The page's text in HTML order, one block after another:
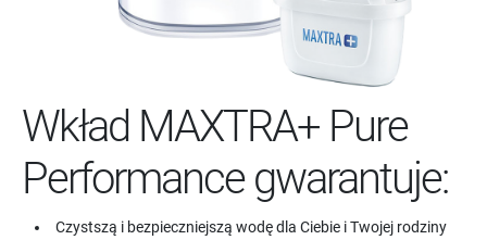
Wkład MAXTRA+ Pure
Performance gwarantuje:
Czystszą i bezpieczniejszą wodę dla Ciebie i Twojej rodziny